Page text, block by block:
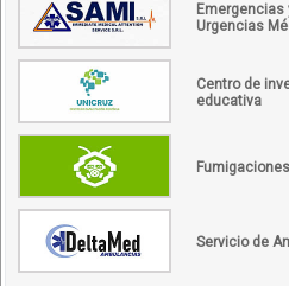
Emergencias
Urgencias
Centro de
educativa
Fumigaciones
Servicio de